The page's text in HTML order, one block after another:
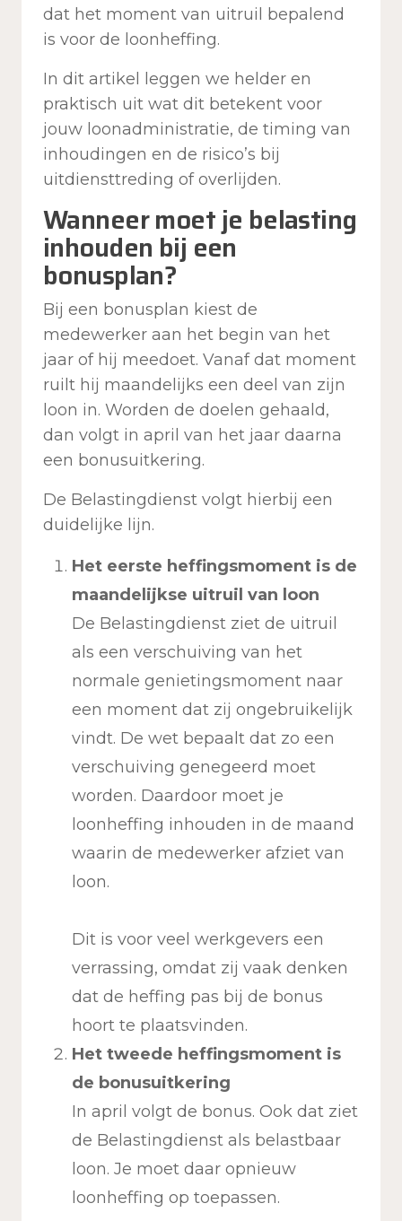
dat het moment van uitruil bepalend
is voor de loonheffing.
In dit artikel leggen we helder en
praktisch uit wat dit betekent voor
jouw loonadministratie, de timing van
inhoudingen en de risico’s bij
uitdiensttreding of overlijden.
Wanneer moet je belasting
inhouden bij een
bonusplan?
Bij een bonusplan kiest de
medewerker aan het begin van het
jaar of hij meedoet. Vanaf dat moment
ruilt hij maandelijks een deel van zijn
loon in. Worden de doelen gehaald,
dan volgt in april van het jaar daarna
een bonusuitkering.
De Belastingdienst volgt hierbij een
duidelijke lijn.
Het eerste heffingsmoment is de
maandelijkse uitruil van loon
De Belastingdienst ziet de uitruil
als een verschuiving van het
normale genietingsmoment naar
een moment dat zij ongebruikelijk
vindt. De wet bepaalt dat zo een
verschuiving genegeerd moet
worden. Daardoor moet je
loonheffing inhouden in de maand
waarin de medewerker afziet van
loon.
Dit is voor veel werkgevers een
verrassing, omdat zij vaak denken
dat de heffing pas bij de bonus
hoort te plaatsvinden.
Het tweede heffingsmoment is
de bonusuitkering
In april volgt de bonus. Ook dat ziet
de Belastingdienst als belastbaar
loon. Je moet daar opnieuw
loonheffing op toepassen.